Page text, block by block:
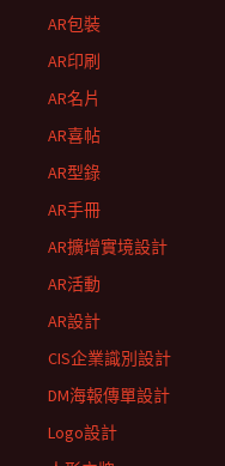
AR包裝
AR印刷
AR名片
AR喜帖
AR型錄
AR手冊
AR擴增實境設計
AR活動
AR設計
CIS企業識別設計
DM海報傳單設計
Logo設計